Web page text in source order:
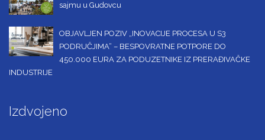
sajmu u Gudovcu
OBJAVLJEN POZIV „INOVACIJE PROCESA U S3
PODRUČJIMA“ – BESPOVRATNE POTPORE DO
450.000 EURA ZA PODUZETNIKE IZ PRERAĐIVAČKE
INDUSTRIJE
Izdvojeno